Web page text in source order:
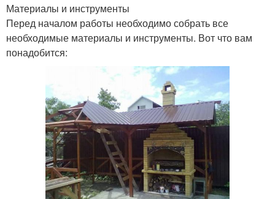
Материалы и инструменты
Перед началом работы необходимо собрать все
необходимые материалы и инструменты. Вот что вам
понадобится: